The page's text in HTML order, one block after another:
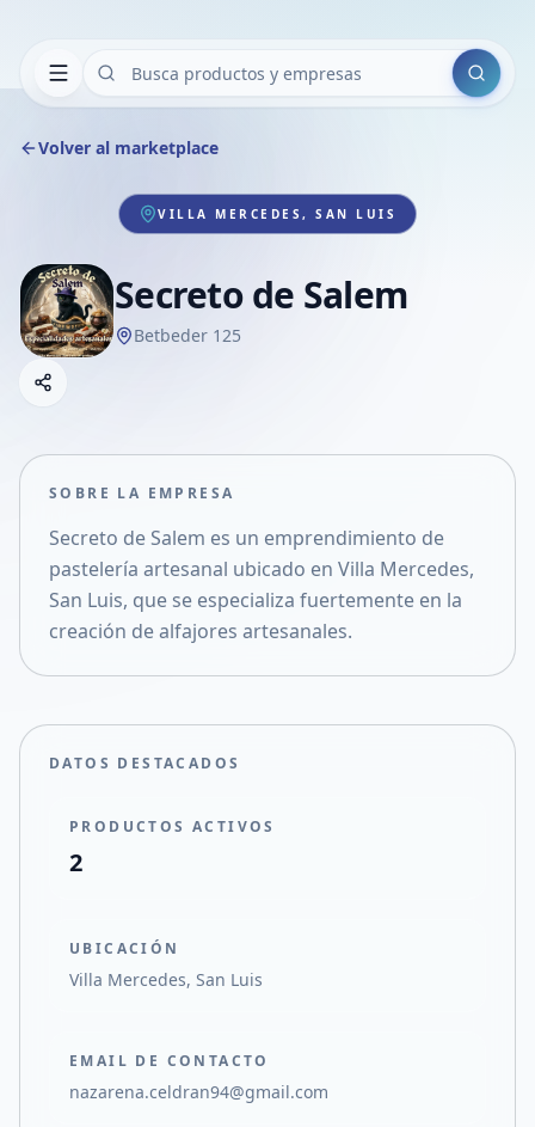
Buscar
Volver al marketplace
VILLA MERCEDES, SAN LUIS
Secreto de Salem
Betbeder 125
Compartir empresa
Compartir en X
SOBRE LA EMPRESA
Secreto de Salem es un emprendimiento de
pastelería artesanal ubicado en Villa Mercedes,
San Luis, que se especializa fuertemente en la
creación de alfajores artesanales.
DATOS DESTACADOS
PRODUCTOS ACTIVOS
2
UBICACIÓN
Villa Mercedes, San Luis
EMAIL DE CONTACTO
nazarena.celdran94@gmail.com